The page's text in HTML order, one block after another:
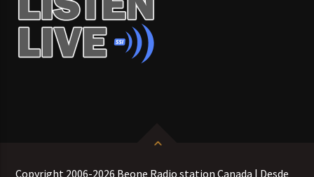
Copyright 2006-2026 Beone Radio station Canada | Desde